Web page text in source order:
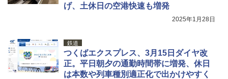
げ、土休日の空港快速も増発
2025年1月28日
鉄道
つくばエクスプレス、3月15日ダイヤ改
正。平日朝夕の通勤時間帯に増発、休日
は本数や列車種別適正化で出かけやすく